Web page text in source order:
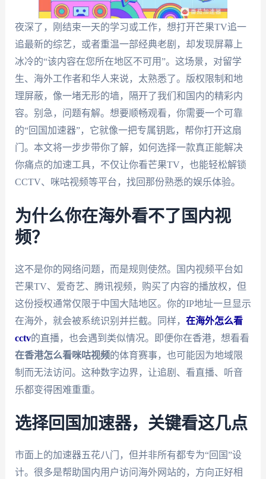
夜深了，刚结束一天的学习或工作，想打开芒果TV追一
追最新的综艺，或者重温一部经典老剧，却发现屏幕上
冰冷的“该内容在您所在地区不可用”。这场景，对留学
生、海外工作者和华人来说，太熟悉了。版权限制和地
理屏蔽，像一堵无形的墙，隔开了我们和国内的精彩内
容。别急，问题有解。想要顺畅观看，你需要一个可靠
的“回国加速器”，它就像一把专属钥匙，帮你打开这扇
门。本文将一步步带你了解，如何选择一款真正能解决
你痛点的加速工具，不仅让你看芒果TV，也能轻松解锁
CCTV、咪咕视频等平台，找回那份熟悉的娱乐体验。
为什么你在海外看不了国内视
频？
这不是你的网络问题，而是规则使然。国内视频平台如
芒果TV、爱奇艺、腾讯视频，购买了内容的播放权，但
这份授权通常仅限于中国大陆地区。你的IP地址一旦显示
在海外，就会被系统识别并拦截。同样， 在海外怎么看
cctv的直播，也会遇到类似情况。即便你在香港，想看看
在香港怎么看咪咕视频的体育赛事，也可能因为地域限
制而无法访问。这种数字边界，让追剧、看直播、听音
乐都变得困难重重。
选择回国加速器，关键看这几点
市面上的加速器五花八门，但并非所有都专为“回国”设
计。很多是帮助国内用户访问海外网站的，方向正好相